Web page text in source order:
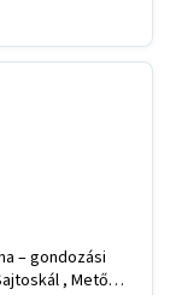
– gondozási
, Metőc